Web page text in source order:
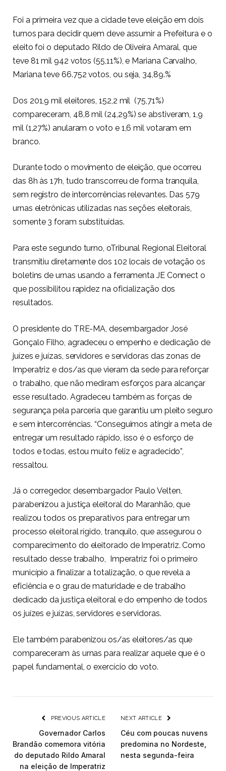
Foi a primeira vez que a cidade teve eleição em dois
turnos para decidir quem deve assumir a Prefeitura e o
eleito foi o deputado Rildo de Oliveira Amaral, que
teve 81 mil 942 votos (55,11%), e Mariana Carvalho,
Mariana teve 66.752 votos, ou seja, 34,89.%
Dos 201,9 mil eleitores, 152,2 mil (75,71%)
compareceram, 48,8 mil (24,29%) se abstiveram, 1,9
mil (1,27%) anularam o voto e 1,6 mil votaram em
branco.
Durante todo o movimento de eleição, que ocorreu
das 8h às 17h, tudo transcorreu de forma tranquila,
sem registro de intercorrências relevantes. Das 579
urnas eletrônicas utilizadas nas seções eleitorais,
somente 3 foram substituídas.
Para este segundo turno, oTribunal Regional Eleitoral
transmitiu diretamente dos 102 locais de votação os
boletins de urnas usando a ferramenta JE Connect o
que possibilitou rapidez na oficialização dos
resultados.
O presidente do TRE-MA, desembargador José
Gonçalo Filho, agradeceu o empenho e dedicação de
juízes e juízas, servidores e servidoras das zonas de
Imperatriz e dos/as que vieram da sede para reforçar
o trabalho, que não mediram esforços para alcançar
esse resultado. Agradeceu também as forças de
segurança pela parceria que garantiu um pleito seguro
e sem intercorrências. “Conseguimos atingir a meta de
entregar um resultado rápido, isso é o esforço de
todos e todas, estou muito feliz e agradecido”,
ressaltou.
Já o corregedor, desembargador Paulo Velten,
parabenizou a justiça eleitoral do Maranhão, que
realizou todos os preparativos para entregar um
processo eleitoral rígido, tranquilo, que assegurou o
comparecimento do eleitorado de Imperatriz. Como
resultado desse trabalho, Imperatriz foi o primeiro
município a finalizar a totalização, o que revela a
eficiência e o grau de maturidade e de trabalho
dedicado da justiça eleitoral e do empenho de todos
os juízes e juízas, servidores e servidoras.
Ele também parabenizou os/as eleitores/as que
compareceram às urnas para realizar aquele que é o
papel fundamental, o exercício do voto.
PREVIOUS ARTICLE
Governador Carlos
Brandão comemora vitória
do deputado Rildo Amaral
na eleição de Imperatriz
NEXT ARTICLE
Céu com poucas nuvens
predomina no Nordeste,
nesta segunda-feira